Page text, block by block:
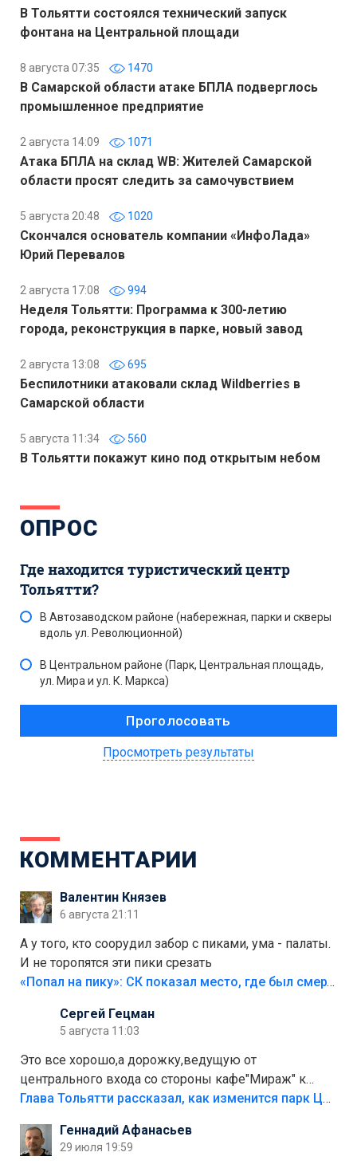
В Тольятти состоялся технический запуск
фонтана на Центральной площади
8 августа 07:35 1470
В Самарской области атаке БПЛА подверглось
промышленное предприятие
2 августа 14:09 1071
Атака БПЛА на склад WB: Жителей Самарской
области просят следить за самочувствием
5 августа 20:48 1020
Скончался основатель компании «ИнфоЛада»
Юрий Перевалов
2 августа 17:08 994
Неделя Тольятти: Программа к 300-летию
города, реконструкция в парке, новый завод
2 августа 13:08 695
Беспилотники атаковали склад Wildberries в
Самарской области
5 августа 11:34 560
В Тольятти покажут кино под открытым небом
ОПРОС
Где находится туристический центр
Тольятти?
В Автозаводском районе (набережная, парки и скверы
вдоль ул. Революционной)
В Центральном районе (Парк, Центральная площадь,
ул. Мира и ул. К. Маркса)
Просмотреть результаты
КОММЕНТАРИИ
Валентин Князев
6 августа 21:11
А у того, кто соорудил забор с пиками, ума - палаты.
И не торопятся эти пики срезать
«Попал на пику»: СК показал место, где был смертельно травмирован ребенок в Тольятти
Сергей Гецман
5 августа 11:03
Это все хорошо,а дорожку,ведущую от
центрального входа со стороны кафе"Мираж" к
аттракционам слабо доделать?А то бордюры
лежала в парке и испортилась.Да еще,видимо,часть
украли.
Глава Тольятти рассказал, как изменится парк Центрального района
Геннадий Афанасьев
29 июля 19:59